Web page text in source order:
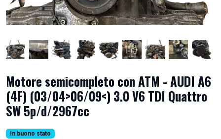
Motore semicompleto con ATM - AUDI A6
(4F) (03/04>06/09<) 3.0 V6 TDI Quattro
SW 5p/d/2967cc
In buono stato